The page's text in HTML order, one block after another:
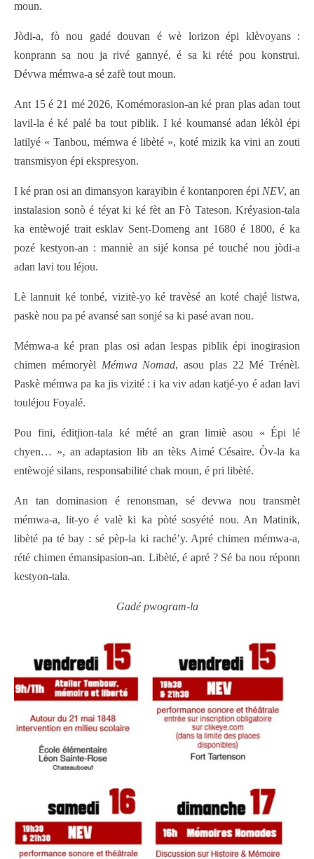
moun.
Jòdi-a, fò nou gadé douvan é wè lorizon épi klèvoyans :
konprann sa nou ja rivé gannyé, é sa ki rété pou konstrui.
Dévwa mémwa-a sé zafè tout moun.
Ant 15 é 21 mé 2026, Komémorasion-an ké pran plas adan tout
lavil-la é ké palé ba tout piblik. I ké koumansé adan lékòl épi
latilyé « Tanbou, mémwa é libèté », koté mizik ka vini an zouti
transmisyon épi ekspresyon.
I ké pran osi an dimansyon karayibin é kontanporen épi NEV, an
instalasion sonò é téyat ki ké fèt an Fò Tateson. Kréyasion-tala
ka entèwojé trait esklav Sent-Domeng ant 1680 é 1800, é ka
pozé kestyon-an : manniè an sijé konsa pé touché nou jòdi-a
adan lavi tou léjou.
Lè lannuit ké tonbé, vizitè-yo ké travèsé an koté chajé listwa,
paskè nou pa pé avansé san sonjé sa ki pasé avan nou.
Mémwa-a ké pran plas osi adan lespas piblik épi inogirasion
chimen mémoryèl Mémwa Nomad, asou plas 22 Mé Trénèl.
Paskè mémwa pa ka jis vizité : i ka viv adan katjé-yo é adan lavi
touléjou Foyalé.
Pou fini, éditjion-tala ké mété an gran limiè asou « Épi lé
chyen… », an adaptasion lib an tèks Aimé Césaire. Òv-la ka
entèwojé silans, responsabilité chak moun, é pri libèté.
An tan dominasion é renonsman, sé devwa nou transmèt
mémwa-a, lit-yo é valè ki ka pòté sosyété nou. An Matinik,
libèté pa té bay : sé pèp-la ki raché’y. Apré chimen mémwa-a,
rété chimen émansipasion-an. Libèté, é apré ? Sé ba nou réponn
kestyon-tala.
Gadé pwogram-la